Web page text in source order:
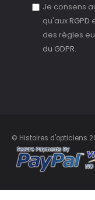
Je consens
qu'auxRGPD
des règles
du GDPR.
© Histoires d'opticiens